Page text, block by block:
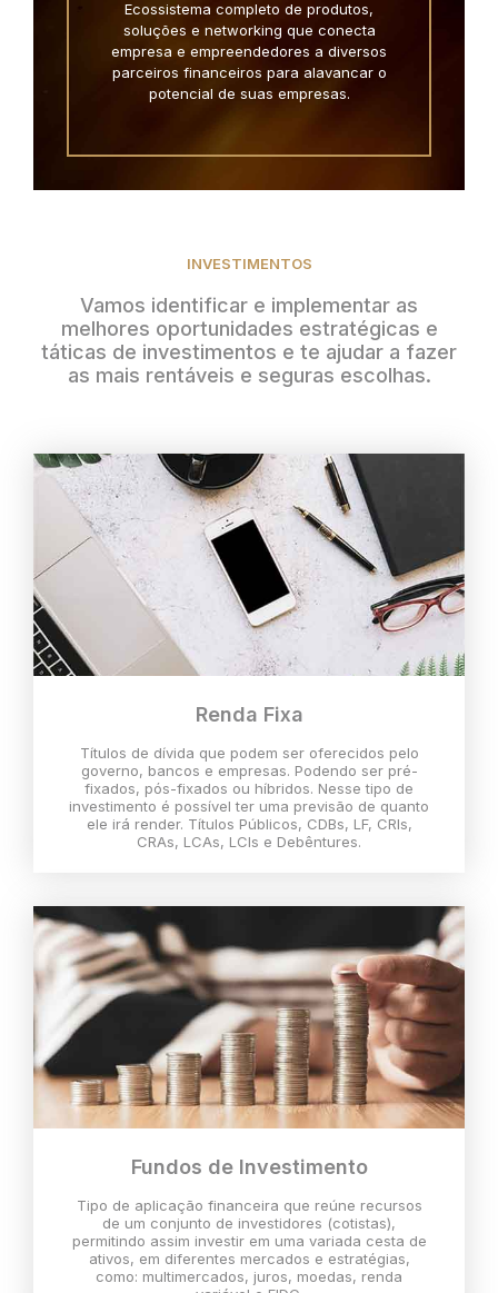
Ecossistema completo de produtos,
soluções e networking que conecta
empresa e empreendedores a diversos
parceiros financeiros para alavancar o
potencial de suas empresas.
INVESTIMENTOS
Vamos identificar e implementar as
melhores oportunidades estratégicas e
táticas de investimentos e te ajudar a fazer
as mais rentáveis e seguras escolhas.
Renda Fixa
Títulos de dívida que podem ser oferecidos pelo
governo, bancos e empresas. Podendo ser pré-
fixados, pós-fixados ou híbridos. Nesse tipo de
investimento é possível ter uma previsão de quanto
ele irá render. Títulos Públicos, CDBs, LF, CRIs,
CRAs, LCAs, LCIs e Debêntures.
Fundos de Investimento
Tipo de aplicação financeira que reúne recursos
de um conjunto de investidores (cotistas),
permitindo assim investir em uma variada cesta de
ativos, em diferentes mercados e estratégias,
como: multimercados, juros, moedas, renda